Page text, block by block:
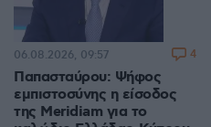
Παπασταύρου: Ψήφος
εμπιστοσύνης η είσοδος
της Meridiam για το
06.08.2026, 09:57 4